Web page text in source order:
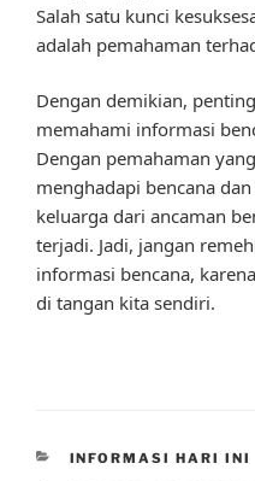
Salah satu kunci
adalah pemahaman
Dengan demikian,
memahami informasi
Dengan pemahaman
menghadapi bencana
keluarga dari ancaman
terjadi. Jadi, jangan
informasi bencana,
di tangan kita sendiri.
CATEGORIES
INFORMASI HARI INI